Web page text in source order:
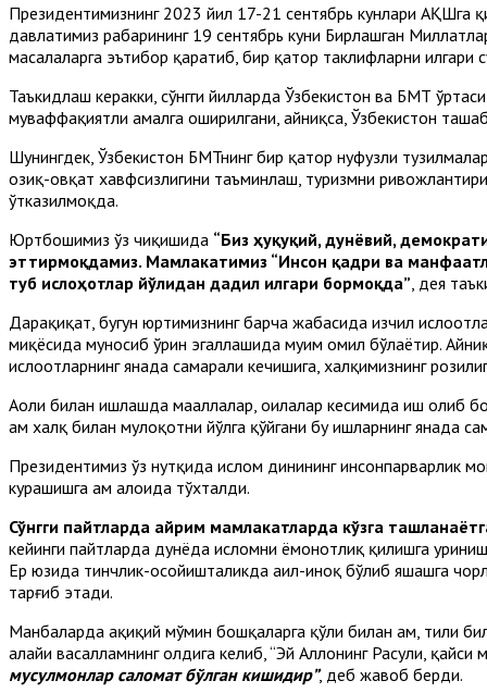
Президентимизнинг 2023 йил 17-21 сентябрь кунлари АҚШга
давлатимиз раҳбарининг 19 сентябрь куни Бирлашган
масалаларга эътибор қаратиб, бир қатор таклифларни илгари
Таъкидлаш керакки, сўнгги йилларда Ўзбекистон ва БМТ
муваффақиятли амалга оширилгани, айниқса, Ўзбекистон
Шунингдек, Ўзбекистон БМТнинг бир қатор нуфузли
озиқ-овқат хавфсизлигини таъминлаш, туризмни
ўтказилмоқда.
Юртбошимиз ўз чиқишида “Биз ҳуқуқий, дунёвий,
эттирмоқдамиз. Мамлакатимиз “Инсон қадри ва
туб ислоҳотлар йўлидан дадил илгари бормоқда” , дея
Дарҳақиқат, бугун юртимизнинг барча жабҳасида изчил
миқёсида муносиб ўрин эгаллашида муҳим омил бўлаётир.
ислоҳотларнинг янада самарали кечишига, халқимизнинг
Аҳоли билан ишлашда маҳаллалар, оилалар кесимида иш олиб
ҳам халқ билан мулоқотни йўлга қўйгани бу ишларнинг янада
Президентимиз ўз нутқида ислом динининг инсонпарварлик
курашишга ҳам алоҳида тўхталди.
Сўнгги пайтларда айрим мамлакатларда кўзга
кейинги пайтларда дунёда исломни ёмонотлиқ қилишга
Ер юзида тинчлик-осойишталикда аҳил-иноқ бўлиб яшашга
тарғиб этади.
Манбаларда ҳақиқий мўмин бошқаларга қўли билан ҳам, тили
алайҳи васалламнинг олдига келиб, “Эй Аллоҳнинг Расули,
мусулмонлар саломат бўлган кишидир”, деб жавоб берди.